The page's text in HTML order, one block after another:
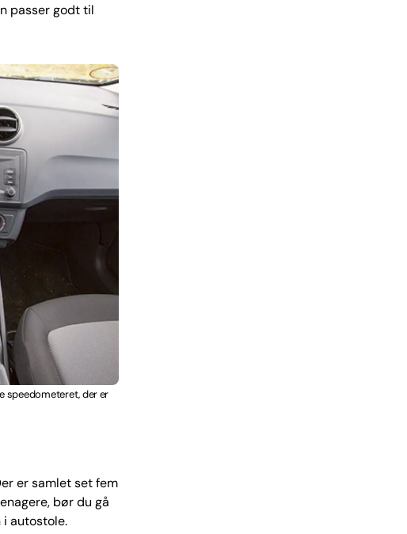
passer godt til
speedometeret, der er
er samlet set fem
bør du gå
autostole.